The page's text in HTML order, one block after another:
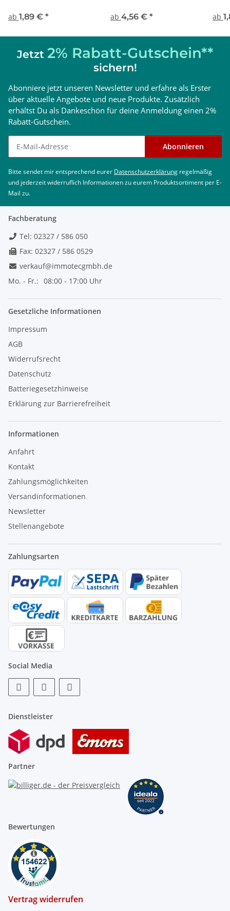
ab 1,89 € *
ab 4,56 € *
ab
Jetzt 2% Rabatt-Gutschein**
sichern!
Abonniere jetzt unseren Newsletter und erfahre als Erster
über aktuelle Angebote und neue Produkte. Zusätzlich
erhältst Du als Dankeschön für deine Anmeldung einen 2%
Rabatt-Gutschein.
Newsletter abonnieren Abonnieren
Bitte sendet mir entsprechend eurer Datenschutzerklärung regelmäßig
und jederzeit widerruflich Informationen zu eurem Produktsortiment per E-
Mail zu.
Fachberatung
Tel: 02327 / 586 050
Fax: 02327 / 586 0529
verkauf@immotecgmbh.de
Mo. - Fr.: 08:00 - 17:00 Uhr
Gesetzliche Informationen
Impressum
AGB
Widerrufsrecht
Datenschutz
Batteriegesetzhinweise
Erklärung zur Barrierefreiheit
Informationen
Anfahrt
Kontakt
Zahlungsmöglichkeiten
Versandinformationen
Newsletter
Stellenangebote
Zahlungsarten
Social Media
Dienstleister
Partner
Bewertungen
Vertrag widerrufen